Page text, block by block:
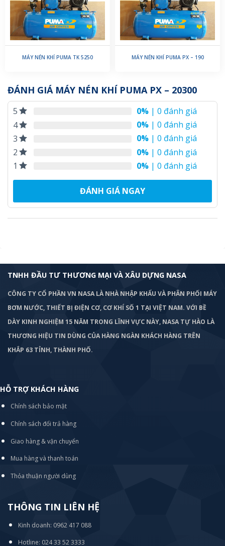
MÁY NÉN KHÍ PUMA TK 5250 MÁY NÉN KHÍ PUMA PX – 190
ĐÁNH GIÁ MÁY NÉN KHÍ PUMA PX – 20300
5 0% | 0 đánh giá
4
0% | 0 đánh giá
3
0% | 0 đánh giá
2
0% | 0 đánh giá
1
0% | 0 đánh giá
ĐÁNH GIÁ NGAY
TNHH ĐẦU TƯ THƯƠNG MẠI VÀ XÂU DỰNG NASA
CÔNG TY CỔ PHẦN VN NASA LÀ NHÀ NHẬP KHẨU VÀ PHÂN PHỐI MÁY
BƠM NƯỚC, THIẾT BỊ ĐIỆN CƠ, CƠ KHÍ SỐ 1 TẠI VIỆT NAM. VỚI BỀ
DÀY KINH NGHIỆM 15 NĂM TRONG LĨNH VỰC NÀY, NASA TỰ HÀO LÀ
THƯƠNG HIỆU TIN DÙNG CỦA HÀNG NGÀN KHÁCH HÀNG TRÊN
KHẮP 63 TỈNH, THÀNH PHỐ.
HỖ TRỢ KHÁCH HÀNG
Chính sách bảo mật
Chính sách đổi trả hàng
Giao hàng & vận chuyển
Mua hàng và thanh toán
Thỏa thuận người dùng
THÔNG TIN LIÊN HỆ
Kinh doanh: 0962 417 088
Hotline: 024 33 52 3333